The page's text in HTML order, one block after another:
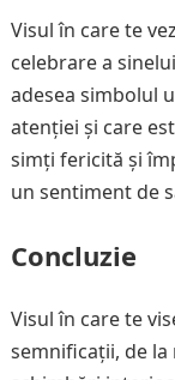
Visul în care te
celebrare a
adesea simbolul
atenției și care
simți fericită și
un sentiment de
Concluzie
Visul în care te
semnificații, de